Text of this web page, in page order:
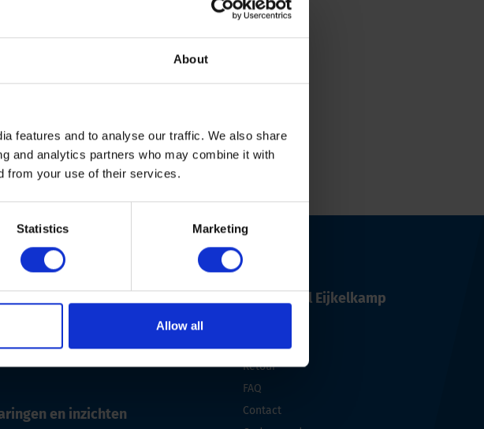
About
features and to analyse our traffic. We also share
and analytics partners who may combine it with
from your use of their services.
Statistics Marketing
Allow all
kostenopgave ontvangt (indien gewenst) en
apparatuur terugzenden.
toepassingen
industrieën
en inzichten
Over Royal Eijkelkamp
Distributeurs
Retour
FAQ
Contact